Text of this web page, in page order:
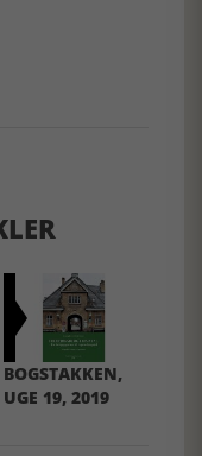
BOGSTAKKEN,
UGE 19, 2019